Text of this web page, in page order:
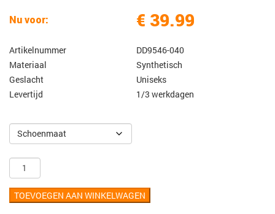
Nu voor: € 39.99
Artikelnummer
DD9546-040
Materiaal
Synthetisch
Geslacht
Uniseks
Levertijd
1/3 werkdagen
TOEVOEGEN AAN WINKELWAGEN